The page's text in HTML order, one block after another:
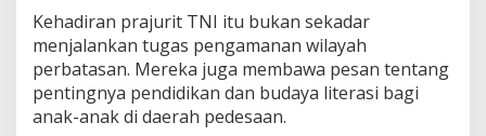
g
i
k
a
n
B
Kehadiran prajurit TNI itu bukan sekadar
menjalankan tugas pengamanan wilayah
perbatasan. Mereka juga membawa pesan tentang
pentingnya pendidikan dan budaya literasi bagi
anak-anak di daerah pedesaan.